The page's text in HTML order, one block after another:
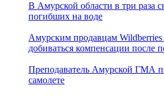
В Амурской области в три раза
погибших на воде
Амурским продавцам Wildberries
добиваться компенсации после
Преподаватель Амурской ГМА
самолете